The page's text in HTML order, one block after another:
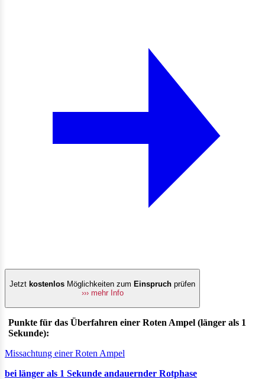
Jetzt kostenlos Möglichkeiten zum Einspruch prüfen
››› mehr Info
Punkte für das Überfahren einer Roten Ampel (länger als 1
Sekunde):
Missachtung einer Roten Ampel
bei länger als 1 Sekunde andauernder Rotphase